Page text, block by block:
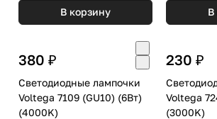
В корзину В
380 ₽
Светодиодные лампочки
Voltega 7109 (GU10) (6Вт)
(4000K)
230 ₽
Voltega 7248
(3000K)